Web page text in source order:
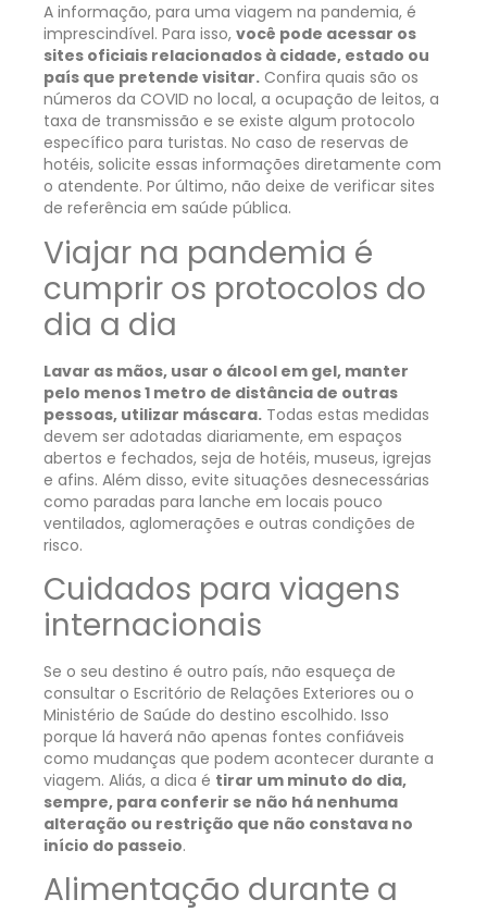
A informação, para uma viagem na pandemia, é
imprescindível. Para isso, você pode acessar os
sites oficiais relacionados à cidade, estado ou
país que pretende visitar. Confira quais são os
números da COVID no local, a ocupação de leitos, a
taxa de transmissão e se existe algum protocolo
específico para turistas. No caso de reservas de
hotéis, solicite essas informações diretamente com
o atendente. Por último, não deixe de verificar sites
de referência em saúde pública.
Viajar na pandemia é
cumprir os protocolos do
dia a dia
Lavar as mãos, usar o álcool em gel, manter
pelo menos 1 metro de distância de outras
pessoas, utilizar máscara. Todas estas medidas
devem ser adotadas diariamente, em espaços
abertos e fechados, seja de hotéis, museus, igrejas
e afins. Além disso, evite situações desnecessárias
como paradas para lanche em locais pouco
ventilados, aglomerações e outras condições de
risco.
Cuidados para viagens
internacionais
Se o seu destino é outro país, não esqueça de
consultar o Escritório de Relações Exteriores ou o
Ministério de Saúde do destino escolhido. Isso
porque lá haverá não apenas fontes confiáveis
como mudanças que podem acontecer durante a
viagem. Aliás, a dica é tirar um minuto do dia,
sempre, para conferir se não há nenhuma
alteração ou restrição que não constava no
início do passeio.
Alimentação durante a